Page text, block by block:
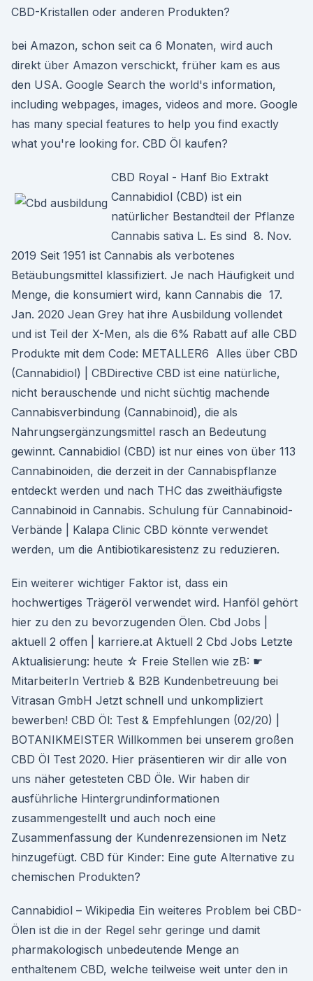
CBD-Kristallen oder anderen Produkten?
bei Amazon, schon seit ca 6 Monaten, wird auch
direkt über Amazon verschickt, früher kam es aus
den USA. Google Search the world's information,
including webpages, images, videos and more. Google
has many special features to help you find exactly
what you're looking for. CBD Öl kaufen?
CBD Royal - Hanf Bio Extrakt
Cannabidiol (CBD) ist ein
natürlicher Bestandteil der Pflanze
Cannabis sativa L. Es sind 8. Nov.
2019 Seit 1951 ist Cannabis als verbotenes
Betäubungsmittel klassifiziert. Je nach Häufigkeit und
Menge, die konsumiert wird, kann Cannabis die 17.
Jan. 2020 Jean Grey hat ihre Ausbildung vollendet
und ist Teil der X-Men, als die 6% Rabatt auf alle CBD
Produkte mit dem Code: METALLER6 Alles über CBD
(Cannabidiol) | CBDirective CBD ist eine natürliche,
nicht berauschende und nicht süchtig machende
Cannabisverbindung (Cannabinoid), die als
Nahrungsergänzungsmittel rasch an Bedeutung
gewinnt. Cannabidiol (CBD) ist nur eines von über 113
Cannabinoiden, die derzeit in der Cannabispflanze
entdeckt werden und nach THC das zweithäufigste
Cannabinoid in Cannabis. Schulung für Cannabinoid-
Verbände | Kalapa Clinic CBD könnte verwendet
werden, um die Antibiotikaresistenz zu reduzieren.
Ein weiterer wichtiger Faktor ist, dass ein
hochwertiges Trägeröl verwendet wird. Hanföl gehört
hier zu den zu bevorzugenden Ölen. Cbd Jobs |
aktuell 2 offen | karriere.at Aktuell 2 Cbd Jobs Letzte
Aktualisierung: heute ☆ Freie Stellen wie zB: ☛
MitarbeiterIn Vertrieb & B2B Kundenbetreuung bei
Vitrasan GmbH Jetzt schnell und unkompliziert
bewerben! CBD Öl: Test & Empfehlungen (02/20) |
BOTANIKMEISTER Willkommen bei unserem großen
CBD Öl Test 2020. Hier präsentieren wir dir alle von
uns näher getesteten CBD Öle. Wir haben dir
ausführliche Hintergrundinformationen
zusammengestellt und auch noch eine
Zusammenfassung der Kundenrezensionen im Netz
hinzugefügt. CBD für Kinder: Eine gute Alternative zu
chemischen Produkten?
Cannabidiol – Wikipedia Ein weiteres Problem bei CBD-
Ölen ist die in der Regel sehr geringe und damit
pharmakologisch unbedeutende Menge an
enthaltenem CBD, welche teilweise weit unter den in